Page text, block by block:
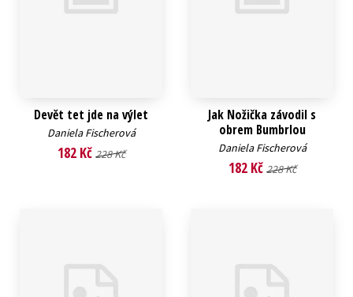
Devět tet jde na výlet
Daniela Fischerová
182 Kč 228 Kč
Jak Nožička závodil s
obrem Bumbrlou
Daniela Fischerová
182 Kč 228 Kč